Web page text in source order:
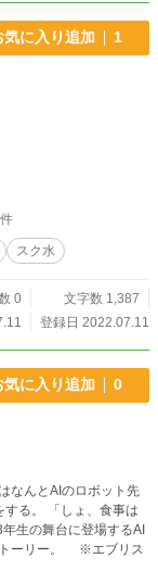
気に入り追加 1
スク水
0
文字数 1,387
登録日 2022.07.11
気に入り追加 0
なんとAIのロボット先
る。 「しょ、食事は
生の舞台に登場するAI
※エブリス